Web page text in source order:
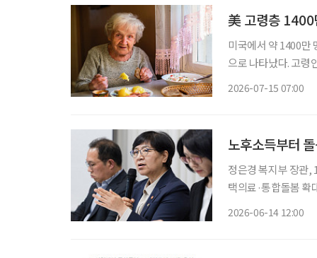
美 고령층 1400
미국에서 약 1400만
으로 나타났다. 고령
2026-07-15 07:00
노후소득부터
정은경 복지부 장관, 11일 정책간담회 가져
택의료·통합돌봄 확
2026-06-14 12:00